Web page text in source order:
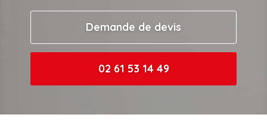
Demande de devis
02 61 53 14 49